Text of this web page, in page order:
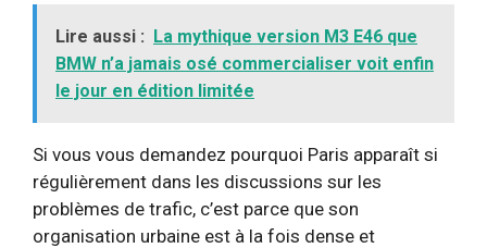
Lire aussi : La mythique version M3 E46 que
BMW n’a jamais osé commercialiser voit enfin
le jour en édition limitée
Si vous vous demandez pourquoi Paris apparaît si
régulièrement dans les discussions sur les
problèmes de trafic, c’est parce que son
organisation urbaine est à la fois dense et